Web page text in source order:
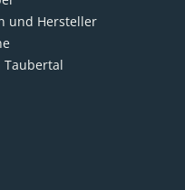
und Hersteller
Taubertal